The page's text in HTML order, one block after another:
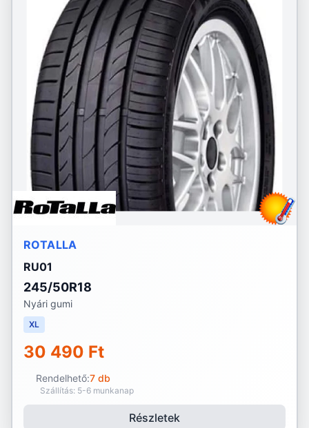
ROTALLA
RU01
245/50R18
Nyári gumi
XL
30 490 Ft
Rendelhető:7 db
Szállítás: 5-6 munkanap
Részletek